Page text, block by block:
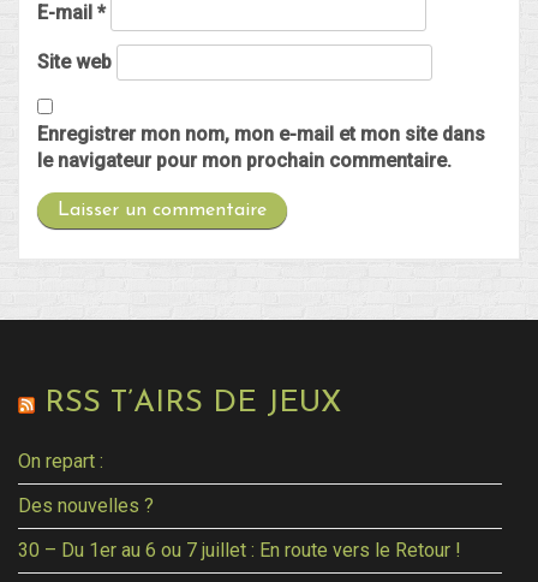
E-mail *
Site web
Enregistrer mon nom, mon e-mail et mon site dans
le navigateur pour mon prochain commentaire.
RSS T’AIRS DE JEUX
On repart :
Des nouvelles ?
30 – Du 1er au 6 ou 7 juillet : En route vers le Retour !